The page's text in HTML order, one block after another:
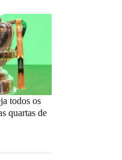
todos os
quartas de